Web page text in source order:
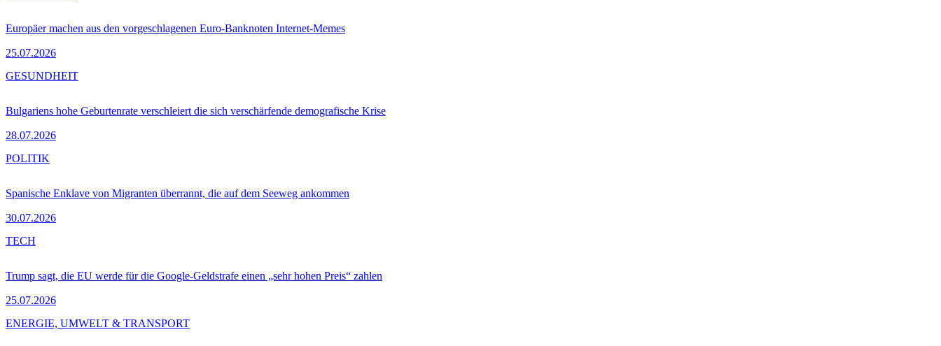
Europäer machen aus den vorgeschlagenen Euro-Banknoten Internet-Memes
25.07.2026
Bulgariens hohe Geburtenrate verschleiert die sich verschärfende demografische Krise
28.07.2026
GESUNDHEIT
Spanische Enklave von Migranten überrannt, die auf dem Seeweg ankommen
30.07.2026
POLITIK
Trump sagt, die EU werde für die Google-Geldstrafe einen „sehr hohen Preis“ zahlen
25.07.2026
TECH
ENERGIE, UMWELT & TRANSPORT